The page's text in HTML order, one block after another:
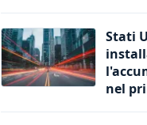
Stati
nel